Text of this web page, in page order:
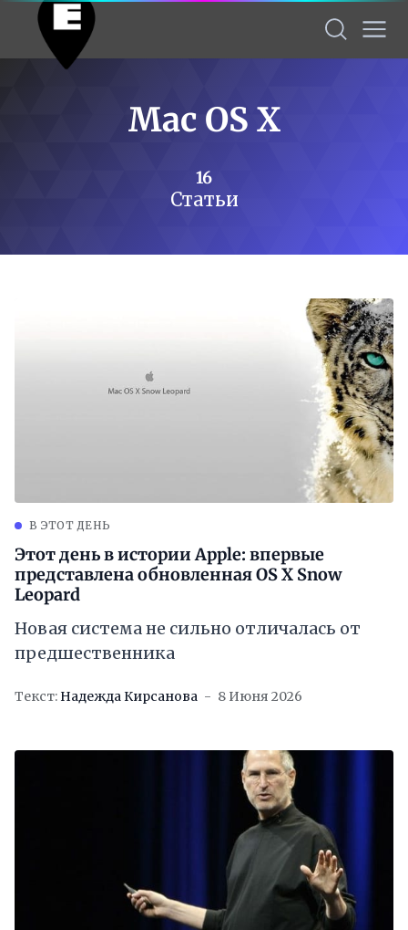
Mac OS X
16
Статьи
В ЭТОТ ДЕНЬ
Этот день в истории Apple: впервые
представлена обновленная OS X Snow
Leopard
Новая система не сильно отличалась от
предшественника
Текст: Надежда Кирсанова 8 Июня 2026